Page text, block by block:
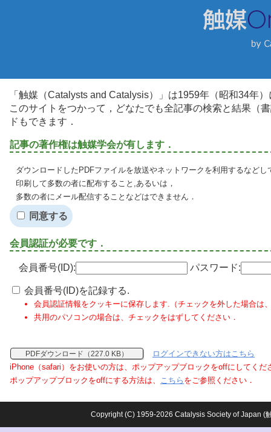
「触媒（Catalysts and Catalysis）」は1959年（昭和34年
このサイトをつかって，どなたでも全記事の検索と結果（
ドもできます．
記事の著作権は触媒学会が有します．
ダウンロードしたPDFファイルを放送やネットワークを利用するなど
印刷して多数の者に配布すること,あるいは，
多数の者にメール配信することなどはできません．
同意する
会員認証が必要です．
会員番号(ID): パスワード:
会員番号(ID)を記録する.
会員認証情報をクッキーに保存します.（チェックを外した場合は
共用のパソコンの場合は、チェックをはずしてください．
PDFダウンロード（227.0 KB）
ログインできない方はこちら
iPhone（safari）をお使いの方は、ポップアップブロックをoffにしてくだ
ポップアップブロックをoffにする方法は、 こちら をご参照ください．
Copyright (C) 1959-2026 Catalysis Society of Japan (